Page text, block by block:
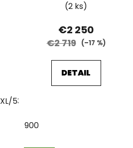
XL/53cm
(2 ks)
€2 250
€2 719 (–17 %)
DETAIL
900